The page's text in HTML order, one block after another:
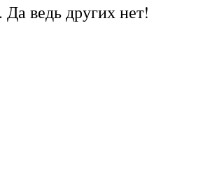
ведь других нет!